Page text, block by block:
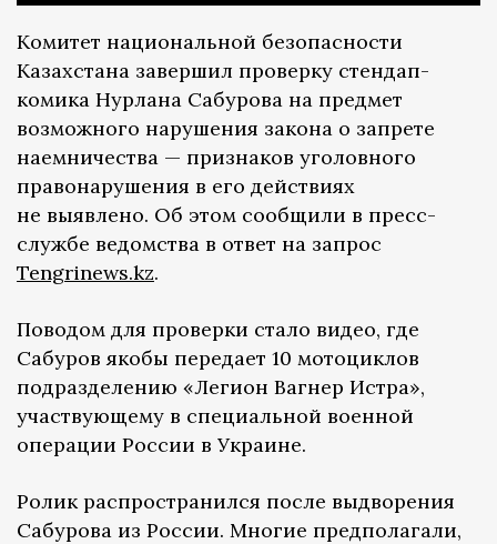
Комитет национальной безопасности
Казахстана завершил проверку стендап-
комика Нурлана Сабурова на предмет
возможного нарушения закона о запрете
наемничества — признаков уголовного
правонарушения в его действиях
не выявлено. Об этом сообщили в пресс-
службе ведомства в ответ на запрос
Tengrinews.kz.
Поводом для проверки стало видео, где
Сабуров якобы передает 10 мотоциклов
подразделению «Легион Вагнер Истра»,
участвующему в специальной военной
операции России в Украине.
Ролик распространился после выдворения
Сабурова из России. Многие предполагали,